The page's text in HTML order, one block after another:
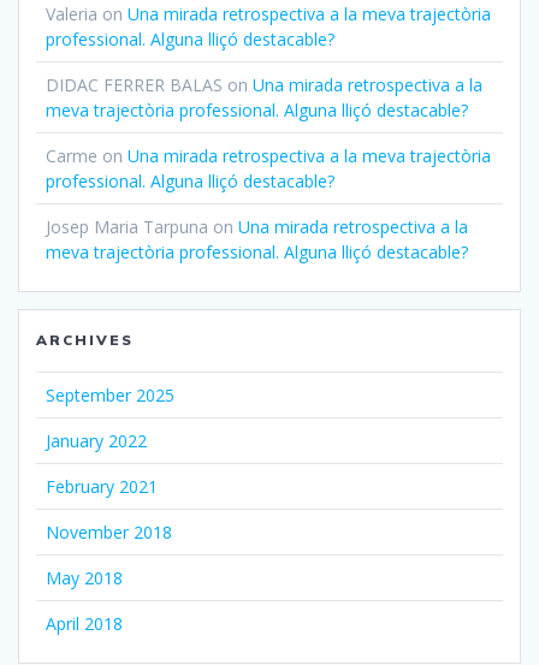
Valeria on Una mirada retrospectiva a la meva trajectòria
professional. Alguna lliçó destacable?
DIDAC FERRER BALAS on Una mirada retrospectiva a la
meva trajectòria professional. Alguna lliçó destacable?
Carme on Una mirada retrospectiva a la meva trajectòria
professional. Alguna lliçó destacable?
Josep Maria Tarpuna on Una mirada retrospectiva a la
meva trajectòria professional. Alguna lliçó destacable?
ARCHIVES
September 2025
January 2022
February 2021
November 2018
May 2018
April 2018